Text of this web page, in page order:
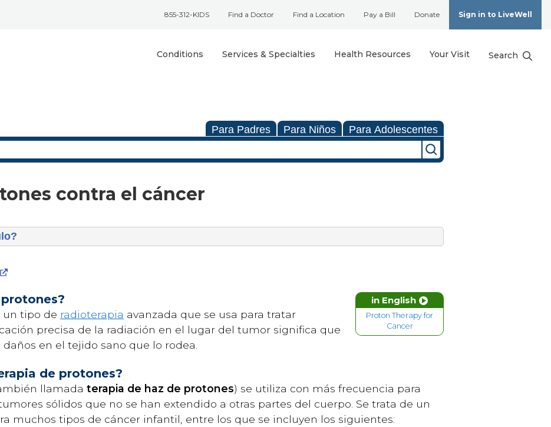
855-312-KIDS Find a Doctor Find a Location Pay a Bill Donate Sign in to LiveWell
Conditions Services & Specialties Health Resources Your Visit Search
Para Padres Para Niños Para Adolescentes
contra el cáncer
in English
Proton Therapy for
Cancer
un tipo de radioterapia avanzada que se usa para tratar
precisa de la radiación en el lugar del tumor significa que
en el tejido sano que lo rodea.
de protones?
llamada terapia de haz de protones) se utiliza con más frecuencia para
sólidos que no se han extendido a otras partes del cuerpo. Se trata de un
muchos tipos de cáncer infantil, entre los que se incluyen los siguientes: